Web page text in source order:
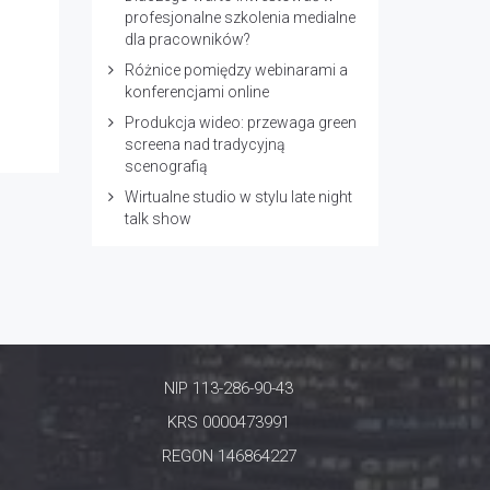
profesjonalne szkolenia medialne
dla pracowników?
Różnice pomiędzy webinarami a
konferencjami online
Produkcja wideo: przewaga green
screena nad tradycyjną
scenografią
Wirtualne studio w stylu late night
talk show
NIP 113-286-90-43
KRS 0000473991
REGON 146864227